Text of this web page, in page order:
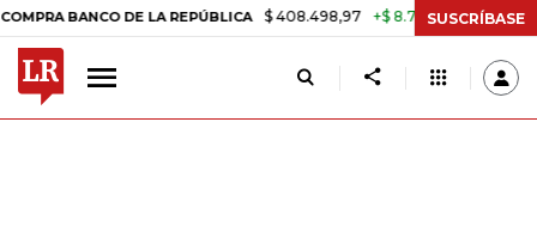
DE LA REPÚBLICA $ 408.498,97 +$ 8.753,81 +2,19% TASA
SUSCRÍBASE